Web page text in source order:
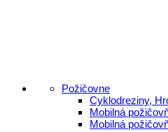
Požičovne
Cyklodreziny,
Mobilná
Mobilná